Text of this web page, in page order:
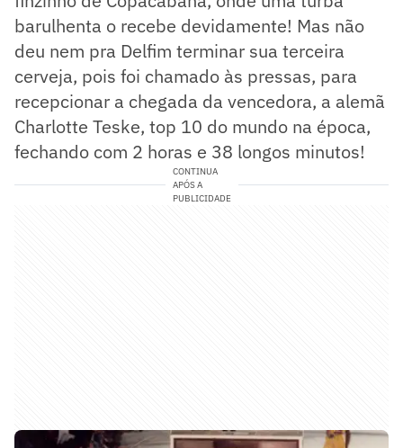
barulhenta o recebe devidamente! Mas não
deu nem pra Delfim terminar sua terceira
cerveja, pois foi chamado às pressas, para
recepcionar a chegada da vencedora, a alemã
Charlotte Teske, top 10 do mundo na época,
fechando com 2 horas e 38 longos minutos!
CONTINUA
APÓS A
PUBLICIDADE